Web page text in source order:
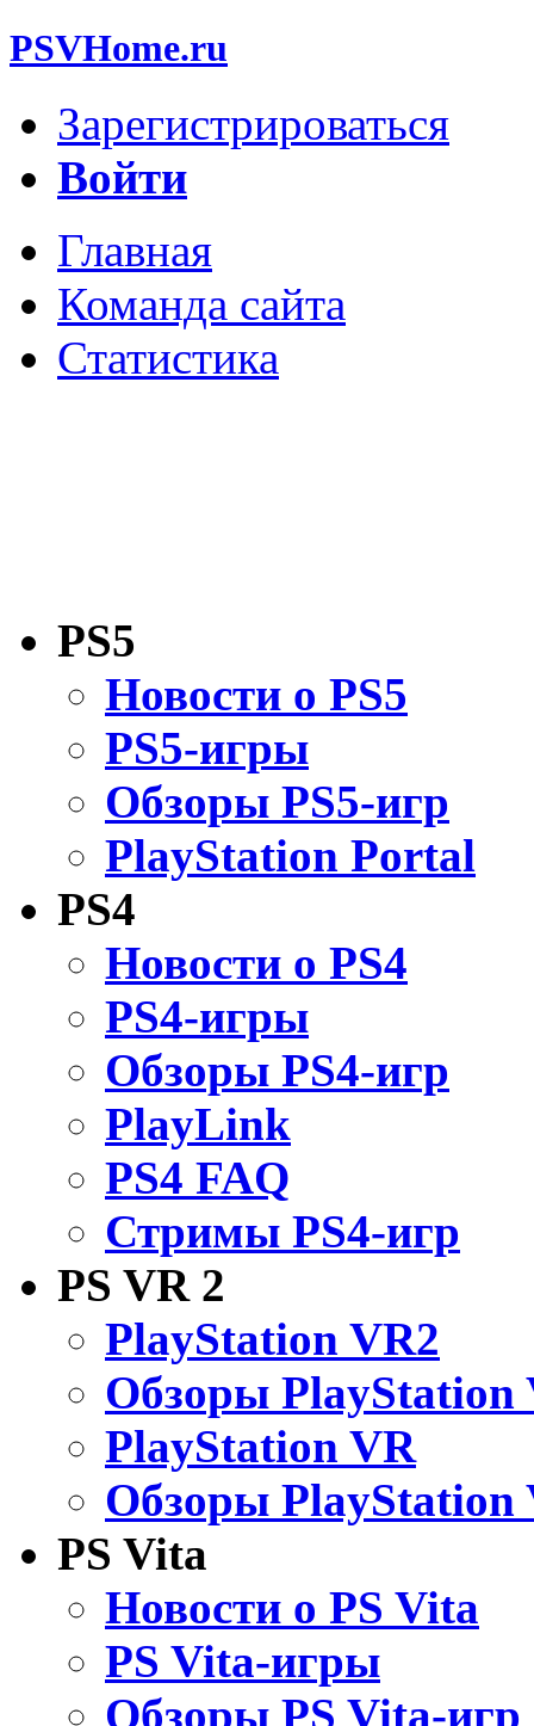
PSVHome.ru
Зарегистрироваться
Войти
Главная
Команда сайта
Статистика
PS5
Новости о PS5
PS5-игры
Обзоры PS5-игр
PlayStation Portal
PS4
Новости о PS4
PS4-игры
Обзоры PS4-игр
PlayLink
PS4 FAQ
Стримы PS4-игр
PS VR 2
PlayStation VR2
Обзоры PlayStation
PlayStation VR
Обзоры PlayStation
PS Vita
Новости о PS Vita
PS Vita-игры
Обзоры PS Vita-игр